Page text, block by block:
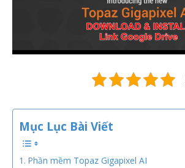
Mục Lục Bài Viết
Phần mềm Topaz Gigapixel AI